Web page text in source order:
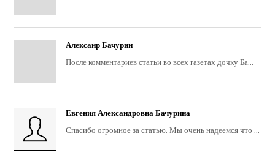
Алексанр Бачурин
После комментариев статьи во всех газетах дочку Ба...
Евгения Александровна Бачурина
Спасибо огромное за статью. Мы очень надеемся что ...